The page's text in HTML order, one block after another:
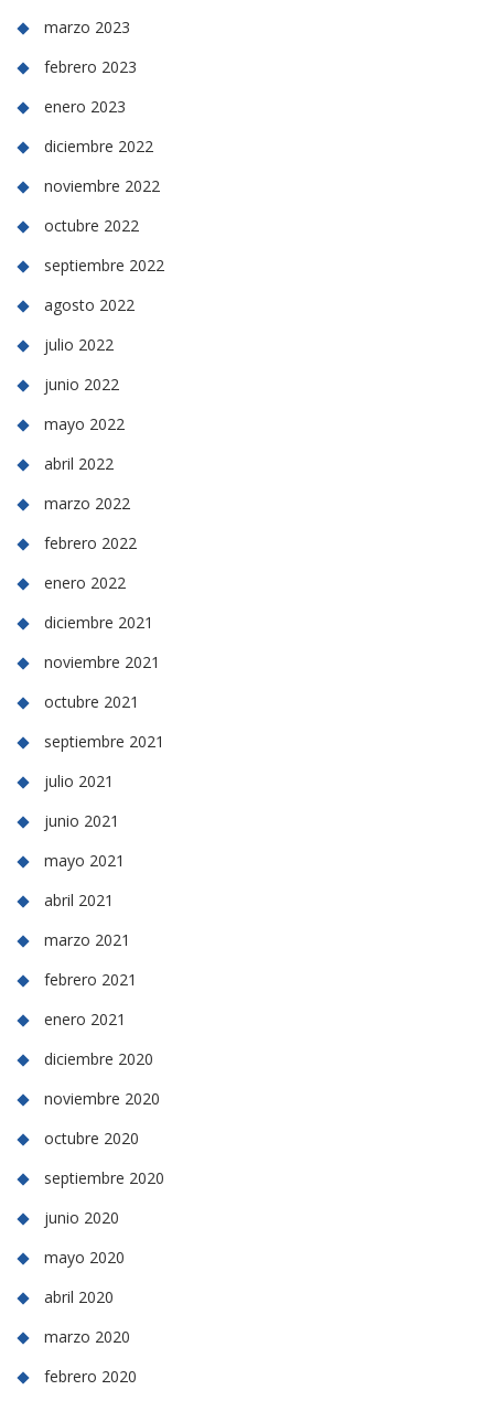
marzo 2023
febrero 2023
enero 2023
diciembre 2022
noviembre 2022
octubre 2022
septiembre 2022
agosto 2022
julio 2022
junio 2022
mayo 2022
abril 2022
marzo 2022
febrero 2022
enero 2022
diciembre 2021
noviembre 2021
octubre 2021
septiembre 2021
julio 2021
junio 2021
mayo 2021
abril 2021
marzo 2021
febrero 2021
enero 2021
diciembre 2020
noviembre 2020
octubre 2020
septiembre 2020
junio 2020
mayo 2020
abril 2020
marzo 2020
febrero 2020